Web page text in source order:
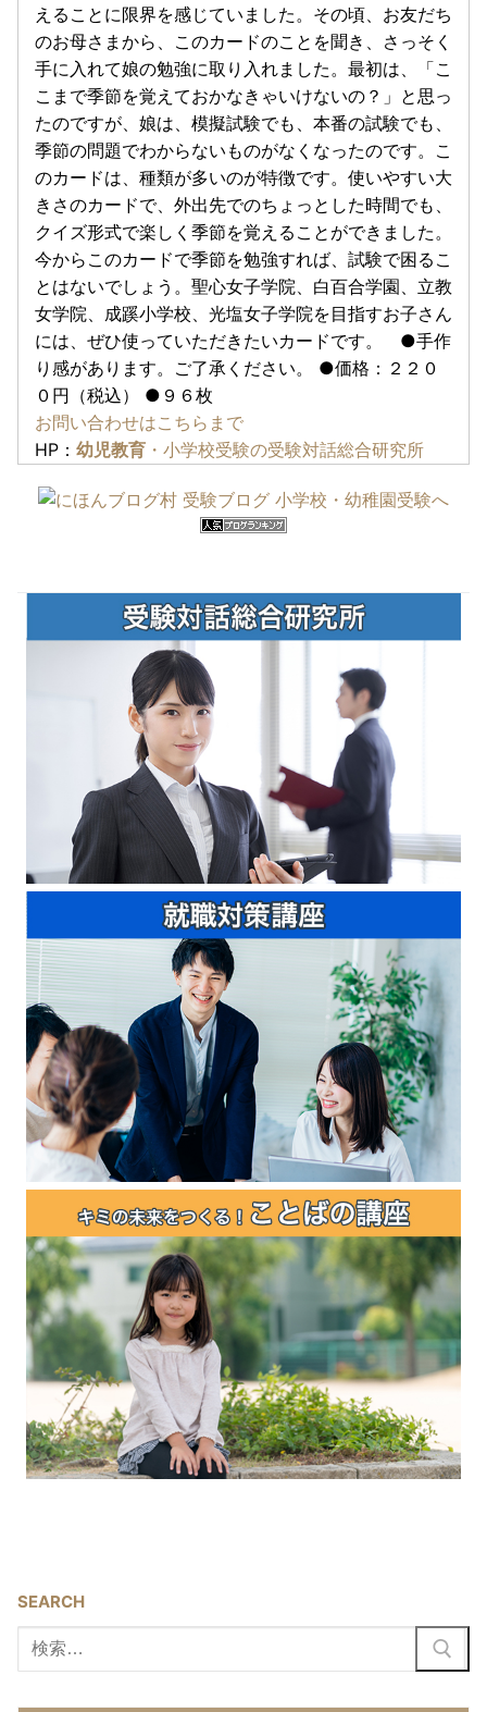
えることに限界を感じていました。その頃、お友だち
のお母さまから、このカードのことを聞き、さっそく
手に入れて娘の勉強に取り入れました。最初は、「こ
こまで季節を覚えておかなきゃいけないの？」と思っ
たのですが、娘は、模擬試験でも、本番の試験でも、
季節の問題でわからないものがなくなったのです。こ
のカードは、種類が多いのが特徴です。使いやすい大
きさのカードで、外出先でのちょっとした時間でも、
クイズ形式で楽しく季節を覚えることができました。
今からこのカードで季節を勉強すれば、試験で困るこ
とはないでしょう。聖心女子学院、白百合学園、立教
女学院、成蹊小学校、光塩女子学院を目指すお子さん
には、ぜひ使っていただきたいカードです。 ●手作
り感があります。ご了承ください。 ●価格：２２０
０円（税込） ●９６枚
お問い合わせはこちらまで
HP： 幼児教育 ・小学校受験の受験対話総合研究所
SEARCH